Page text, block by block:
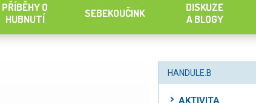
PŘÍBĚHY O
HUBNUTÍ
SEBEKOUČINK
DISKUZE
A BLOGY
HANDULE.B
AKTIVITA